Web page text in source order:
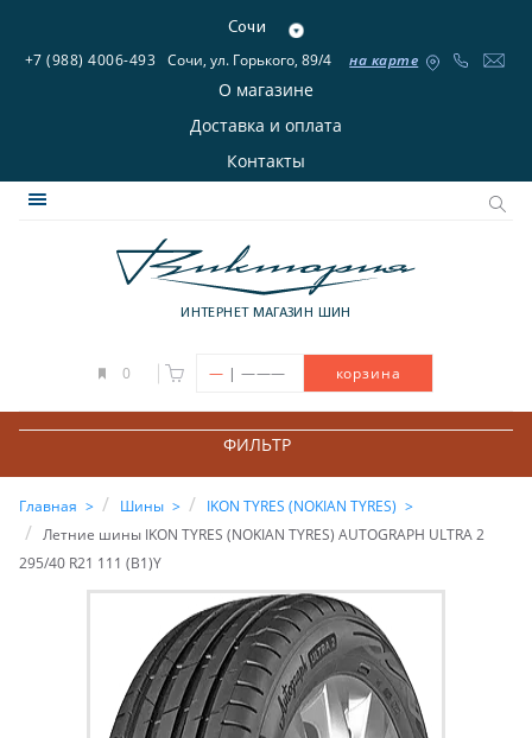
Сочи
+7 (988) 4006-493 Сочи, ул. Горького, 89/4 на карте
О магазине
Доставка и оплата
Контакты
ИНТЕРНЕТ МАГАЗИН ШИН
0 — | ——— корзина
ФИЛЬТР
Главная Шины
IKON TYRES (NOKIAN TYRES)
Летние шины IKON TYRES (NOKIAN TYRES) AUTOGRAPH ULTRA 2
295/40 R21 111 (B1)Y